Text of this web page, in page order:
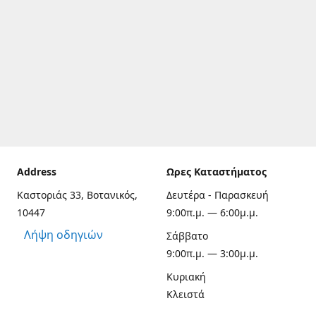
Address
Καστοριάς 33, Βοτανικός,
10447
Λήψη οδηγιών
Ωρες Καταστήματος
Δευτέρα - Παρασκευή
9:00π.μ. — 6:00μ.μ.
Σάββατο
9:00π.μ. — 3:00μ.μ.
Κυριακή
Κλειστά